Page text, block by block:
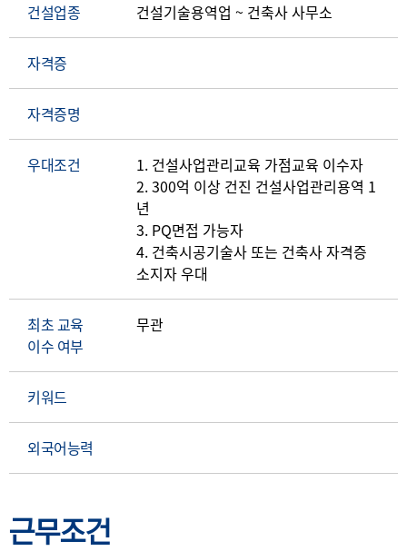
건설업종 건설기술용역업 ~ 건축사 사무소
자격증
자격증명
우대조건
1. 건설사업관리교육 가점교육 이수자
2. 300억 이상 건진 건설사업관리용역 1
년
3. PQ면접 가능자
4. 건축시공기술사 또는 건축사 자격증
소지자 우대
최초 교육
이수 여부
무관
키워드
외국어능력
근무조건